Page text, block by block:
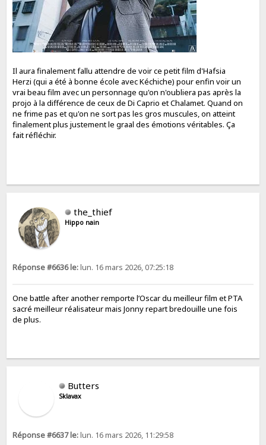
Il aura finalement fallu attendre de voir ce petit film d'Hafsia
Herzi (qui a été à bonne école avec Kéchiche) pour enfin voir un
vrai beau film avec un personnage qu'on n'oubliera pas après la
projo à la différence de ceux de Di Caprio et Chalamet. Quand on
ne frime pas et qu'on ne sort pas les gros muscules, on atteint
finalement plus justement le graal des émotions véritables. Ça
fait réfléchir.
the_thief
Hippo nain
Réponse #6636 le:lun. 16 mars 2026, 07:25:18
One battle after another remporte l’Oscar du meilleur film et PTA
sacré meilleur réalisateur mais Jonny repart bredouille une fois
de plus.
Butters
Sklavax
Réponse #6637 le:lun. 16 mars 2026, 11:29:58